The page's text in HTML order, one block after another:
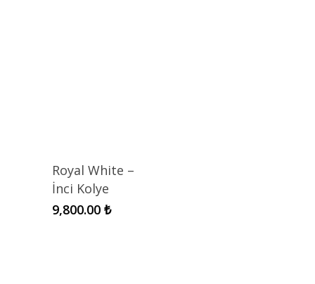
Royal White –
İnci Kolye
9,800.00 ₺